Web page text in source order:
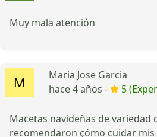
Muy mala atención
Maria Jose Garcia
hace 4 años -
5
Macetas navideñas de variedad
recomendaron çómo cuidar